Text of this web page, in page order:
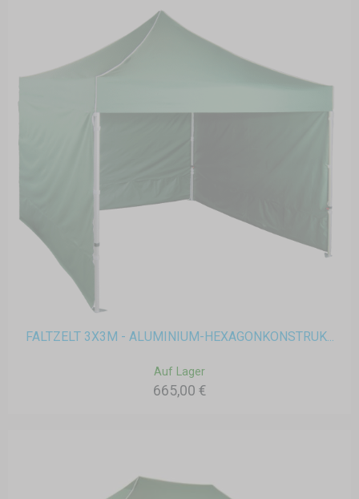
FALTZELT 3X3M - ALUMINIUM-HEXAGONKONSTRUK...
Auf Lager
665,00 €